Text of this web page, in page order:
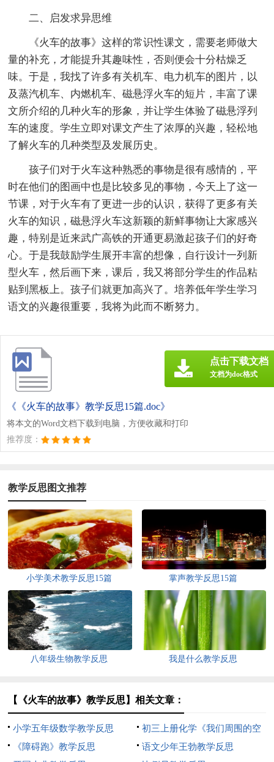
二、启发求异思维
《火车的故事》这样的常识性课文，需要老师做大
量的补充，才能提升其趣味性，否则便会十分枯燥乏
味。于是，我找了许多有关机车、电力机车的图片，以
及蒸汽机车、内燃机车、磁悬浮火车的短片，丰富了课
文所介绍的几种火车的形象，并让学生体验了磁悬浮列
车的速度。学生立即对课文产生了浓厚的兴趣，轻松地
了解火车的几种类型及发展历史。
孩子们对于火车这种熟悉的事物是很有感情的，平
时在他们的图画中也是比较多见的事物，今天上了这一
节课，对于火车有了更进一步的认识，获得了更多有关
火车的知识，磁悬浮火车这新颖的新鲜事物让大家感兴
趣，特别是近来武广高铁的开通更易激起孩子们的好奇
心。于是我鼓励学生展开丰富的想像，自行设计一列新
型火车，然后画下来，课后，我又将部分学生的作品粘
贴到黑板上。孩子们就更加高兴了。培养低年学生学习
语文的兴趣很重要，我将为此而不断努力。
《《火车的故事》教学反思15篇.doc》
将本文的Word文档下载到电脑，方便收藏和打印
推荐度：
点击下载文档
文档为doc格式
教学反思图文推荐
小学美术教学反思15篇 掌声教学反思15篇
八年级生物教学反思 我是什么教学反思
【《火车的故事》教学反思】相关文章：
小学五年级数学教学反思
初三上册化学《我们周围的空
气》教学反思
《障碍跑》教学反思
语文少年王勃教学反思